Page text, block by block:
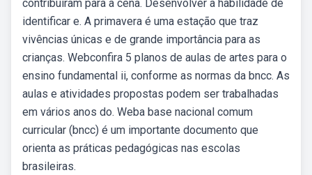
contribuíram para a cena. Desenvolver a habilidade de
identificar e. A primavera é uma estação que traz
vivências únicas e de grande importância para as
crianças. Webconfira 5 planos de aulas de artes para o
ensino fundamental ii, conforme as normas da bncc. As
aulas e atividades propostas podem ser trabalhadas
em vários anos do. Weba base nacional comum
curricular (bncc) é um importante documento que
orienta as práticas pedagógicas nas escolas
brasileiras.